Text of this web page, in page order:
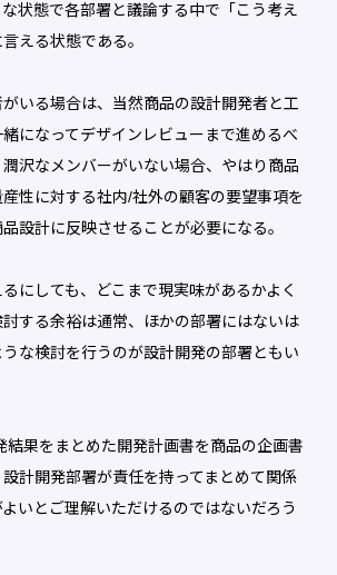
状態で各部署と議論する中で「こう考え
言える状態である。
いる場合は、当然商品の設計開発者と工
になってデザインレビューまで進めるべ
沢なメンバーがいない場合、やはり商品
性に対する社内/社外の顧客の要望事項を
品設計に反映させることが必要になる。
にしても、どこまで現実味があるかよく
する余裕は通常、ほかの部署にはないは
な検討を行うのが設計開発の部署ともい
果をまとめた開発計画書を商品の企画書
計開発部署が責任を持ってまとめて関係
いとご理解いただけるのではないだろう